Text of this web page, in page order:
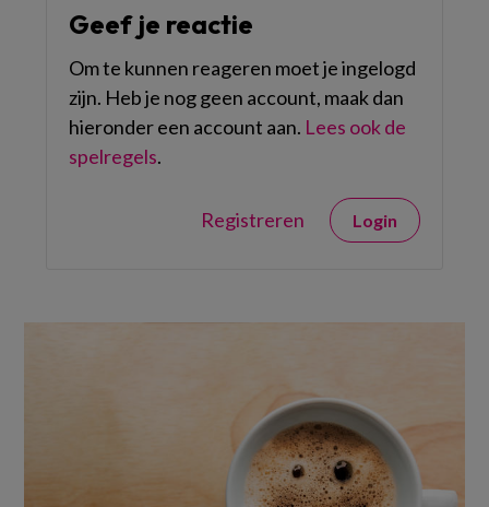
Geef je reactie
Om te kunnen reageren moet je ingelogd
zijn. Heb je nog geen account, maak dan
hieronder een account aan. Lees ook de
spelregels.
Registreren Login